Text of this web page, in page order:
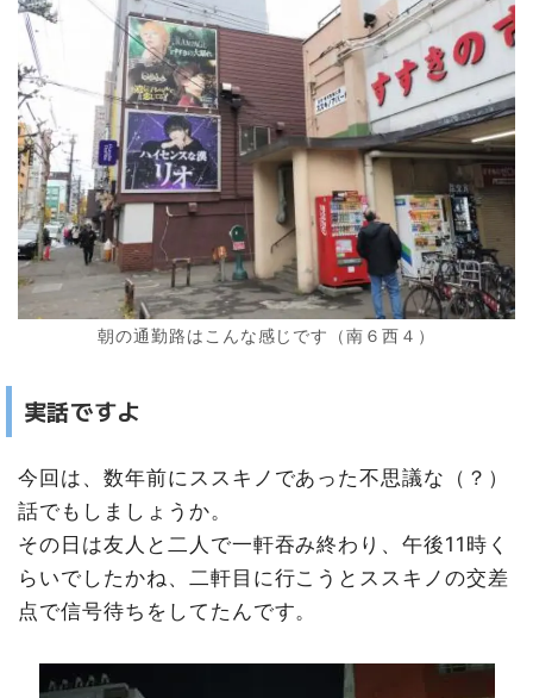
朝の通勤路はこんな感じです（南６西４）
実話ですよ
今回は、数年前にススキノであった不思議な（？）
話でもしましょうか。
その日は友人と二人で一軒吞み終わり、午後11時く
らいでしたかね、二軒目に行こうとススキノの交差
点で信号待ちをしてたんです。